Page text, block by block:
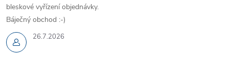
26.7.2026
bleskové vyřízení objednávky.
Báječný obchod :-)